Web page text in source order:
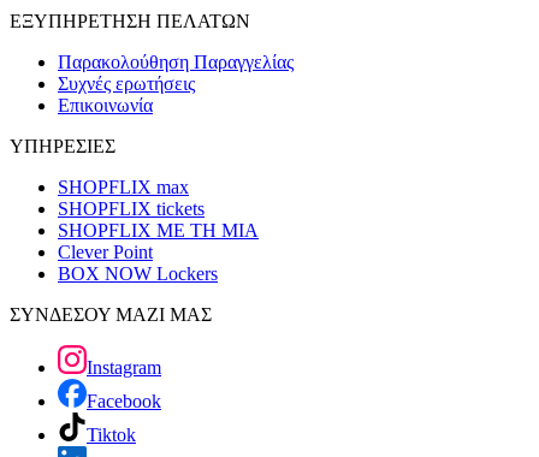
ΕΞΥΠΗΡΕΤΗΣΗ ΠΕΛΑΤΩΝ
Παρακολούθηση Παραγγελίας
Συχνές ερωτήσεις
Επικοινωνία
ΥΠΗΡΕΣΙΕΣ
SHOPFLIX max
SHOPFLIX tickets
SHOPFLIX ΜΕ ΤΗ ΜΙΑ
Clever Point
BOX NOW Lockers
ΣΥΝΔΕΣΟΥ ΜΑΖΙ ΜΑΣ
Instagram
Facebook
Tiktok